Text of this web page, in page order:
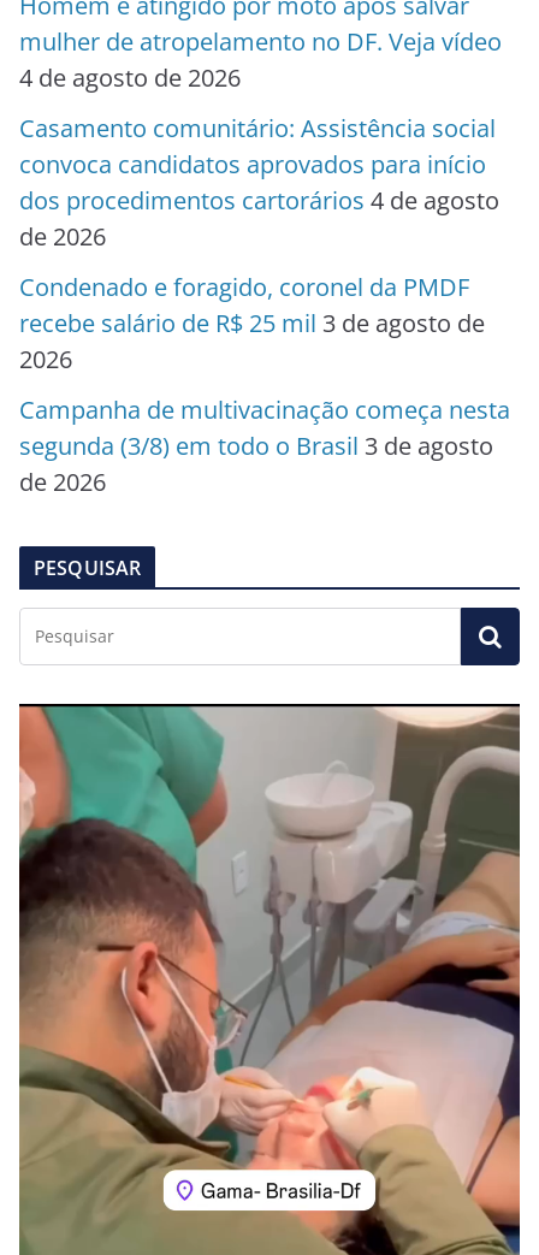
mulher de atropelamento no DF. Veja vídeo
4 de agosto de 2026
Casamento comunitário: Assistência social
convoca candidatos aprovados para início
dos procedimentos cartorários 4 de agosto
de 2026
Condenado e foragido, coronel da PMDF
recebe salário de R$ 25 mil 3 de agosto de
2026
Campanha de multivacinação começa nesta
segunda (3/8) em todo o Brasil 3 de agosto
de 2026
PESQUISAR